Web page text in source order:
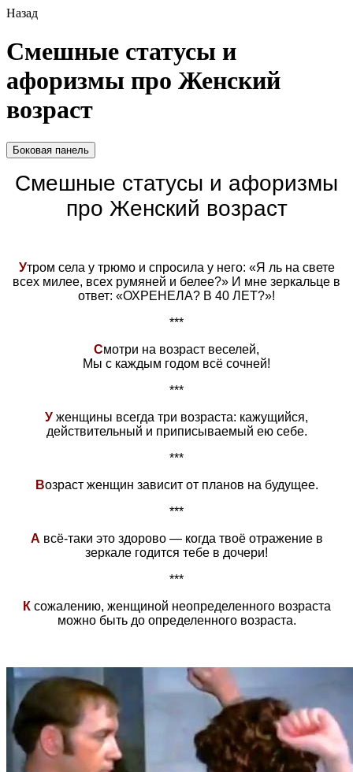
Назад
Смешные статусы и
афоризмы про Женский
возраст
Боковая панель
Смешные статусы и афоризмы
про Женский возраст
Утром села у трюмо и спросила у него: «Я ль на свете
всех милее, всех румяней и белее?» И мне зеркальце в
ответ: «ОХРЕНЕЛА? В 40 ЛЕТ?»!
***
Смотри на возраст веселей,
Мы с каждым годом всё сочней!
***
У женщины всегда три возраста: кажущийся,
действительный и приписываемый ею себе.
***
Возраст женщин зависит от планов на будущее.
***
А всё-таки это здорово — когда твоё отражение в
зеркале годится тебе в дочери!
***
Ксожалению, женщиной неопределенного возраста
можно быть до определенного возраста.